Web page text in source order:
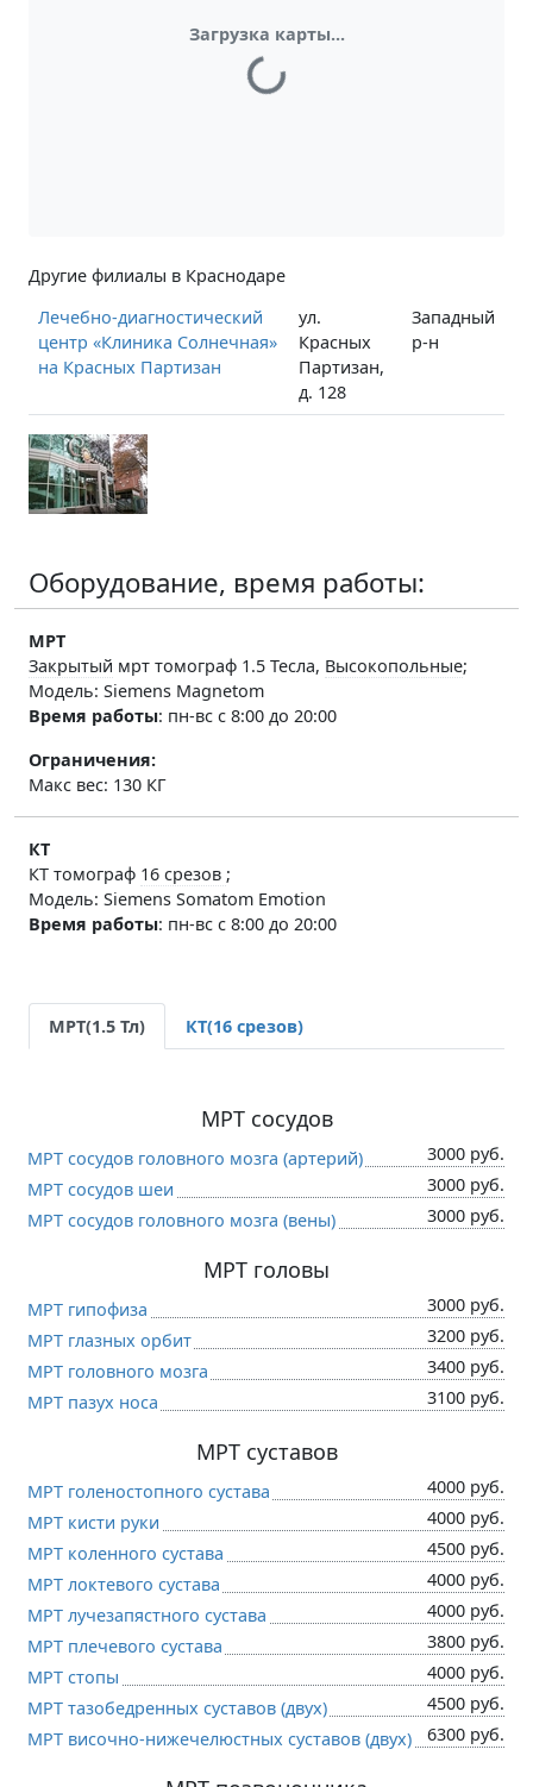
Загрузка карты...
Другие филиалы в Краснодаре
Лечебно-диагностический
центр «Клиника Солнечная»
на Красных Партизан
ул.
Красных
Партизан,
д. 128
Западный
р-н
Оборудование, время работы:
МРТ
Закрытый мрт томограф 1.5 Тесла, Высокопольные;
Модель: Siemens Magnetom
Время работы: пн-вс с 8:00 до 20:00
Ограничения:
Макс вес: 130 КГ
КТ
КТ томограф 16 срезов ;
Модель: Siemens Somatom Emotion
Время работы: пн-вс с 8:00 до 20:00
МРТ(1.5 Тл) КТ(16 срезов)
МРТ сосудов
МРТ сосудов головного мозга (артерий)
3000 руб.
МРТ сосудов шеи
3000 руб.
МРТ сосудов головного мозга (вены)
3000 руб.
МРТ головы
МРТ гипофиза
3000 руб.
МРТ глазных орбит
3200 руб.
МРТ головного мозга
3400 руб.
МРТ пазух носа
3100 руб.
МРТ суставов
МРТ голеностопного сустава
4000 руб.
МРТ кисти руки
4000 руб.
МРТ коленного сустава
4500 руб.
МРТ локтевого сустава
4000 руб.
МРТ лучезапястного сустава
4000 руб.
МРТ плечевого сустава
3800 руб.
МРТ стопы
4000 руб.
МРТ тазобедренных суставов (двух)
4500 руб.
МРТ височно-нижечелюстных суставов (двух)
6300 руб.